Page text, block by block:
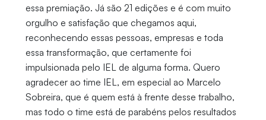
essa premiação. Já são 21 edições e é com muito
orgulho e satisfação que chegamos aqui,
reconhecendo essas pessoas, empresas e toda
essa transformação, que certamente foi
impulsionada pelo IEL de alguma forma. Quero
agradecer ao time IEL, em especial ao Marcelo
Sobreira, que é quem está à frente desse trabalho,
mas todo o time está de parabéns pelos resultados